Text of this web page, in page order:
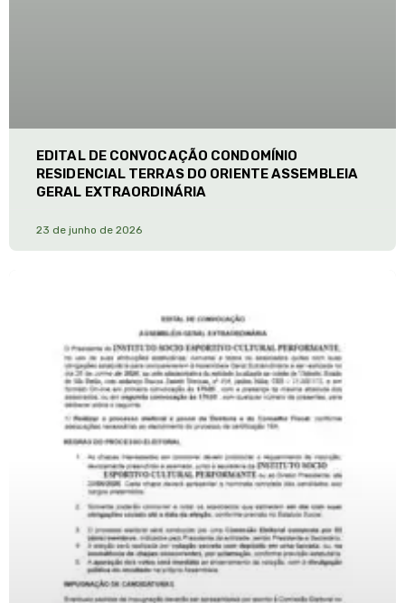
EDITAL DE CONVOCAÇÃO CONDOMÍNIO
RESIDENCIAL TERRAS DO ORIENTE ASSEMBLEIA
GERAL EXTRAORDINÁRIA
23 de junho de 2026